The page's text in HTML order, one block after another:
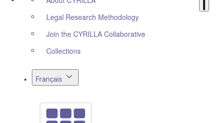
Legal Research Methodology
Join the CYRILLA Collaborative
Collections
Français